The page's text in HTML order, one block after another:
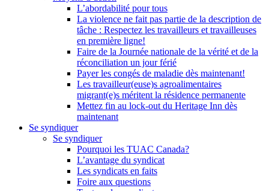
L’abordabilité pour tous
La violence ne fait pas partie de la description de
tâche : Respectez les travailleurs et travailleuses
en première ligne!
Faire de la Journée nationale de la vérité et de la
réconciliation un jour férié
Payer les congés de maladie dès maintenant!
Les travailleur(euse)s agroalimentaires
migrant(e)s méritent la résidence permanente
Mettez fin au lock-out du Heritage Inn dès
maintenant
Se syndiquer
Se syndiquer
Pourquoi les TUAC Canada?
L’avantage du syndicat
Les syndicats en faits
Foire aux questions